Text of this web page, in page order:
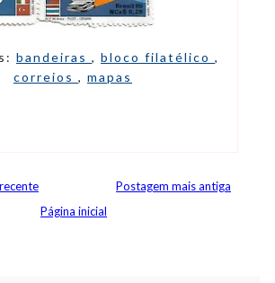
bandeiras , bloco filatélico ,
correios , mapas
Postagem mais antiga
Página inicial